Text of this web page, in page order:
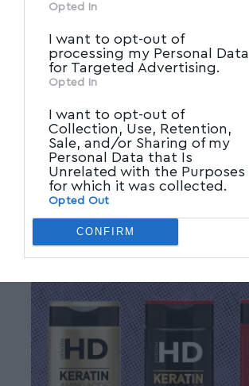
other third parties.
Opted In
I want to opt-out of
processing my Personal Data
for Targeted Advertising.
Opted In
I want to opt-out of
Collection, Use, Retention,
Sale, and/or Sharing of my
Personal Data that Is
Unrelated with the Purposes
for which it was collected.
Opted Out
CONFIRM